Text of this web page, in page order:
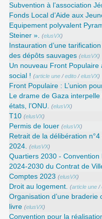
Subvention à l’association
Fonds Local d’Aide aux
Equipement polyvalent
Steiner ». (elusVX)
Instauration d’une
des dépôts sauvages (elusVX)
Un nouveau Front Populaire
social ! (article une /edito /elusVX)
Front Populaire : L’union
Le drame de Gaza
états, l’ONU. (elusVX)
T10 (elusVX)
Permis de louer (elusVX)
Retrait de la délibération
2024. (elusVX)
Quartiers 2030 - Convention
2024-2030 du Contrat de
Comptes 2023 (elusVX)
Droit au logement. (article une /
Organisation d’une
livre (elusVX)
Convention pour la